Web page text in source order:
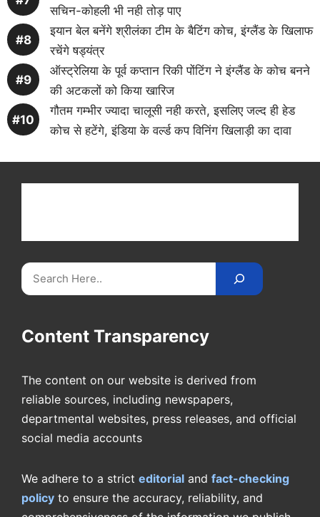
सचिन-कोहली भी नही तोड़ पाए
इयान बेल बनेंगे श्रीलंका टीम के बैटिंग कोच, इंग्लैंड के खिलाफ
रचेंगे षड्यंत्र
ऑस्ट्रेलिया के पूर्व कप्तान रिकी पोंटिंग ने इंग्लैंड के कोच बनने
की अटकलों को किया खारिज
गौतम गम्भीर ज्यादा चालूसी नही करते, इसलिए जल्द ही हेड
कोच से हटेंगे, इंडिया के वर्ल्ड कप विनिंग खिलाड़ी का दावा
Search
Content Transparency
The content on our website is derived from
reliable sources, including newspapers,
departmental websites, press releases, and official
social media accounts
We adhere to a strict editorial and fact-checking
policy to ensure the accuracy, reliability, and